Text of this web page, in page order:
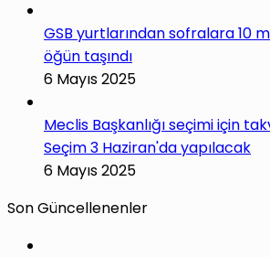
GSB yurtlarından sofralara 10
öğün taşındı
6 Mayıs 2025
Meclis Başkanlığı seçimi için
Seçim 3 Haziran'da yapılacak
6 Mayıs 2025
Son Güncellenenler